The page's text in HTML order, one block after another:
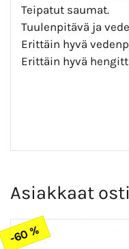
Teipatut saumat.
Tuulenpitävä ja
Erittäin hyvä
Erittäin hyvä
Asiakkaat
-60 %